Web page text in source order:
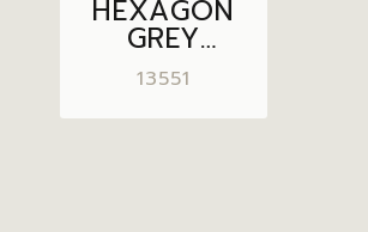
HEXAGON
GREY
30×30
13551